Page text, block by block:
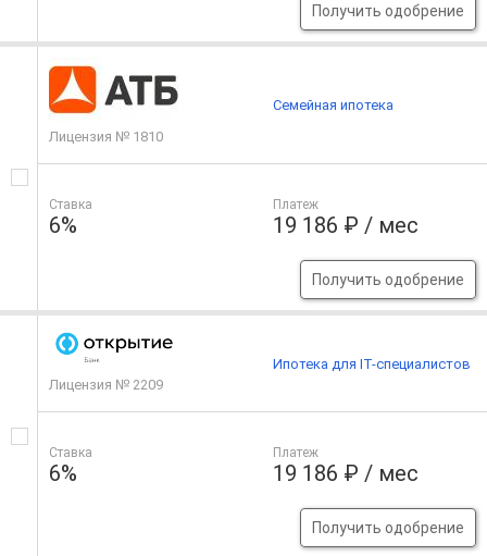
Получить одобрение
Лицензия № 1810
Ставка
6%
Платеж
19 186 ₽ / мес
Получить одобрение
Семейная ипотека
Лицензия № 2209
Ставка
6%
Платеж
19 186 ₽ / мес
Получить одобрение
Ипотека для IT-специалистов